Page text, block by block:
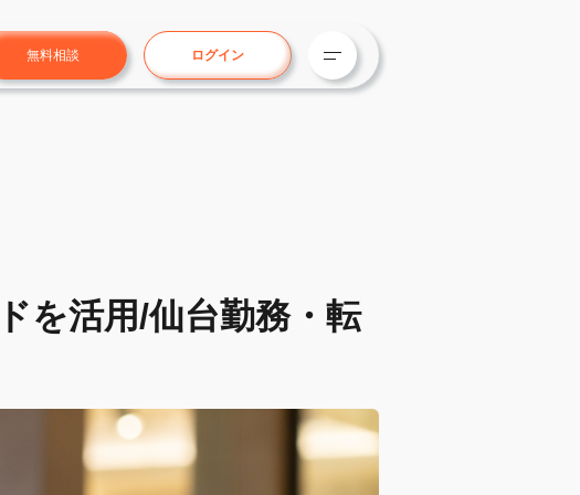
無料相談 ログイン
を活用/仙台勤務・転